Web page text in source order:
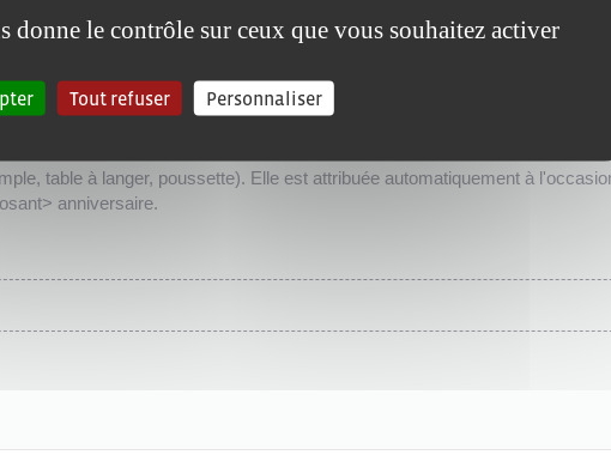
table à langer, poussette). Elle est attribuée automatiquement à
anniversaire.
donne le contrôle sur ceux que vous souhaitez activer
Tout refuser Personnaliser